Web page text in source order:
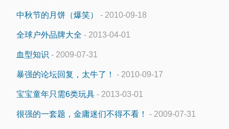
中秋节的月饼（爆笑） - 2010-09-18
全球户外品牌大全 - 2013-04-01
血型知识 - 2009-07-31
暴强的论坛回复，太牛了！ - 2010-09-17
宝宝童年只需6类玩具 - 2013-03-01
很强的一套题，金庸迷们不得不看！ - 2009-07-31